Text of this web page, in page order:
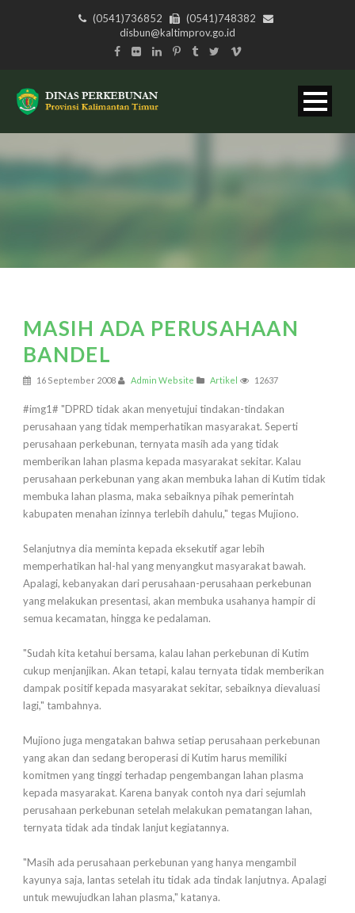
(0541)736852
(0541)748382
disbun@kaltimprov.go.id
MASIH ADA PERUSAHAAN
BANDEL
16 September 2008 Admin Website Artikel 12637
#img1# "DPRD tidak akan menyetujui tindakan-tindakan
perusahaan yang tidak memperhatikan masyarakat. Seperti
perusahaan perkebunan, ternyata masih ada yang tidak
memberikan lahan plasma kepada masyarakat sekitar. Kalau
perusahaan perkebunan yang akan membuka lahan di Kutim tidak
membuka lahan plasma, maka sebaiknya pihak pemerintah
kabupaten menahan izinnya terlebih dahulu," tegas Mujiono.
Selanjutnya dia meminta kepada eksekutif agar lebih
memperhatikan hal-hal yang menyangkut masyarakat bawah.
Apalagi, kebanyakan dari perusahaan-perusahaan perkebunan
yang melakukan presentasi, akan membuka usahanya hampir di
semua kecamatan, hingga ke pedalaman.
"Sudah kita ketahui bersama, kalau lahan perkebunan di Kutim
cukup menjanjikan. Akan tetapi, kalau ternyata tidak memberikan
dampak positif kepada masyarakat sekitar, sebaiknya dievaluasi
lagi," tambahnya.
Mujiono juga mengatakan bahwa setiap perusahaan perkebunan
yang akan dan sedang beroperasi di Kutim harus memiliki
komitmen yang tinggi terhadap pengembangan lahan plasma
kepada masyarakat. Karena banyak contoh nya dari sejumlah
perusahaan perkebunan setelah melakukan pematangan lahan,
ternyata tidak ada tindak lanjut kegiatannya.
"Masih ada perusahaan perkebunan yang hanya mengambil
kayunya saja, lantas setelah itu tidak ada tindak lanjutnya. Apalagi
untuk mewujudkan lahan plasma," katanya.